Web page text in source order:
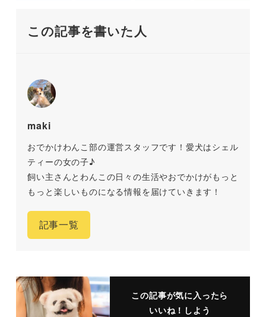
この記事を書いた人
maki
おでかけわんこ部の運営スタッフです！愛犬はシェル
ティーの女の子♪
飼い主さんとわんこの日々の生活やおでかけがもっと
もっと楽しいものになる情報を届けていきます！
記事一覧
この記事が気に入ったら
いいね！しよう